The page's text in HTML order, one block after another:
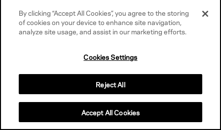
idiomas, además de español, incluyendo
lenguas que no usan el alfabeto latino: inglés,
portugués, francés, alemán, italiano, ruso,
indonesio y tailandés.
By clicking “Accept All Cookies”, you agree to the storing
of cookies on your device to enhance site navigation,
analyze site usage, and assist in our marketing efforts.
Cookies Settings
Reject All
Accept All Cookies